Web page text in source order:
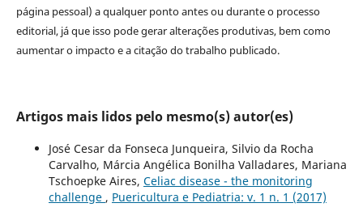
página pessoal) a qualquer ponto antes ou durante o processo
editorial, já que isso pode gerar alterações produtivas, bem como
aumentar o impacto e a citação do trabalho publicado.
Artigos mais lidos pelo mesmo(s) autor(es)
José Cesar da Fonseca Junqueira, Silvio da Rocha
Carvalho, Márcia Angélica Bonilha Valladares, Mariana
Tschoepke Aires, Celiac disease - the monitoring
challenge , Puericultura e Pediatria: v. 1 n. 1 (2017)